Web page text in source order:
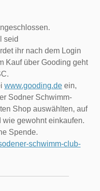
seid
ihr nach dem Login
Kauf über Gooding geht
www.gooding.deein,
Sodner Schwimm-
Shop auswählten, auf
gewohnt einkaufen.
Spende.
schwimm-club-